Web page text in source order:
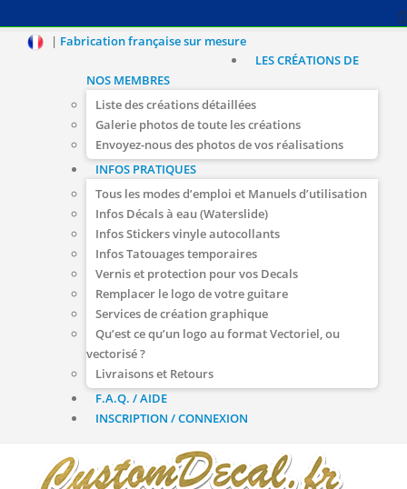
| Fabrication française sur mesure
LES CRÉATIONS DE
NOS MEMBRES
Liste des créations détaillées
Galerie photos de toute les créations
Envoyez-nous des photos de vos réalisations
INFOS PRATIQUES
Tous les modes d’emploi et Manuels d’utilisation
Infos Décals à eau (Waterslide)
Infos Stickers vinyle autocollants
Infos Tatouages temporaires
Vernis et protection pour vos Decals
Remplacer le logo de votre guitare
Services de création graphique
Qu’est ce qu’un logo au format Vectoriel, ou
vectorisé ?
Livraisons et Retours
F.A.Q. / AIDE
INSCRIPTION / CONNEXION